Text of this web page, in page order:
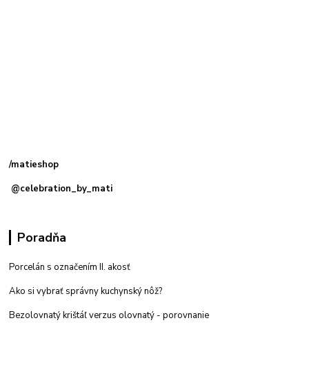
/matieshop
@celebration_by_mati
Poradňa
Porcelán s označením II. akosť
Ako si vybrať správny kuchynský nôž?
Bezolovnatý krištáľ verzus olovnatý - porovnanie